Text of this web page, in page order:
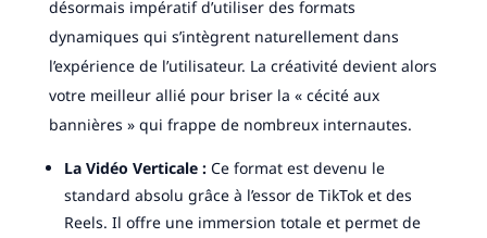
désormais impératif d’utiliser des formats
dynamiques qui s’intègrent naturellement dans
l’expérience de l’utilisateur. La créativité devient alors
votre meilleur allié pour briser la « cécité aux
bannières » qui frappe de nombreux internautes.
La Vidéo Verticale :Ce format est devenu le
standard absolu grâce à l’essor de TikTok et des
Reels. Il offre une immersion totale et permet de